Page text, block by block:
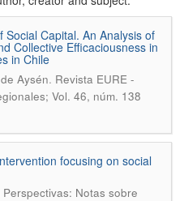
Capital. An Analysis of
Collective Efficaciousness in
in Chile
Aysén. Revista EURE -
Vol. 46, núm. 138
focusing on social
Perspectivas: Notas sobre